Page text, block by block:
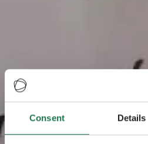
Consent Details